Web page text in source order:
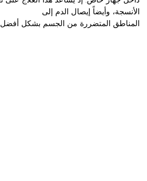
الأنسجة، وأيضاً إيصال الدم إلى
المناطق المتضررة من الجسم بشكل أفضل